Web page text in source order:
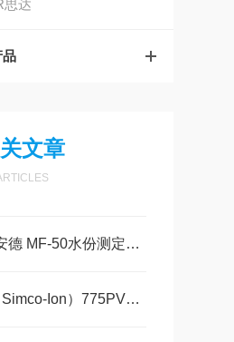
思达
文章
AND 爱安德 MF-50水份测定仪现货系列 美萨全系列代理
司美高（Simco-Ion）775PVS手持式离子产生器验证仪 美萨现货20台